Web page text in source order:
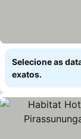
Selecione as
exatos.